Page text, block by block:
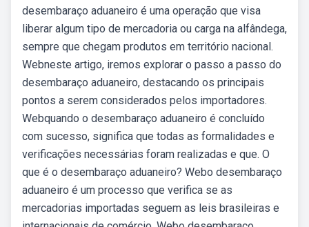
desembaraço aduaneiro é uma operação que visa
liberar algum tipo de mercadoria ou carga na alfândega,
sempre que chegam produtos em território nacional.
Webneste artigo, iremos explorar o passo a passo do
desembaraço aduaneiro, destacando os principais
pontos a serem considerados pelos importadores.
Webquando o desembaraço aduaneiro é concluído
com sucesso, significa que todas as formalidades e
verificações necessárias foram realizadas e que. O
que é o desembaraço aduaneiro? Webo desembaraço
aduaneiro é um processo que verifica se as
mercadorias importadas seguem as leis brasileiras e